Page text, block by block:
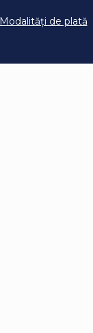
Modalități de plată